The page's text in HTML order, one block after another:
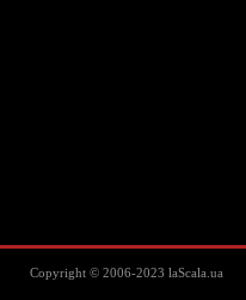
Copyright © 2006-2023 laScala.ua